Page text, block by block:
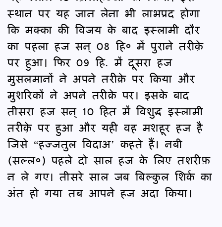
स्थान पर यह जान लेना भी लाभप्रद होगा
कि मक्का की विजय के बाद इस्लामी दौर
का पहला हज सन् 08 हि० में पुराने तरीके़
पर हुआ। फिर 09 हि. में दूसरा हज
मुसलमानों ने अपने तरीक़े पर किया और
मुशरिकों ने अपने तरीक़े पर। इसके बाद
तीसरा हज सन् 10 हित में विशुद्ध इस्लामी
तरीके़ पर हुआ और यही वह मशहूर हज है
जिसे “हज्जतुल विदाअ’ कहते हैं। नबी
(सल्ल०) पहले दो साल हज के लिए तशरीफ़
न ले गए। तीसरे साल जब बिल्कुल शिर्क का
अंत हो गया तब आपने हज अदा किया।